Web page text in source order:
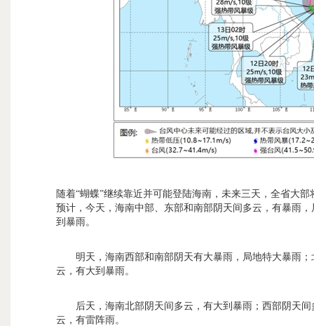
随着“蝴蝶”继续靠近并可能登陆海南，未来三天，全省大
预计，今天，海南中部、东部和南部阴天间多云，有暴雨
到暴雨。
明天，海南西部和南部阴天有大暴雨，局地特大暴雨
云，有大到暴雨。
后天，海南北部阴天间多云，有大到暴雨；西部阴天
云，有雷阵雨。